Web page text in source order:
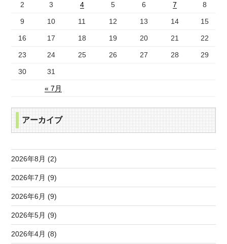
« 7月
2 3 4 5 6 7 8
9 10 11 12 13 14 15
16 17 18 19 20 21 22
23 24 25 26 27 28 29
30 31
アーカイブ
2026年8月 (2)
2026年7月 (9)
2026年6月 (9)
2026年5月 (9)
2026年4月 (8)